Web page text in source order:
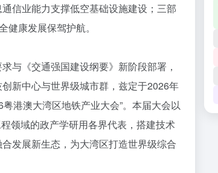
信业能力支撑低空基础设施建设；三部
康发展保驾护航。
《交通强国建设纲要》新阶段部署，
新中心与世界级城市群，兹定于2026年
港澳大湾区地铁产业大会”。本届大会以
领域的政产学研用各界代表，搭建技术
发展新生态，为大湾区打造世界级综合